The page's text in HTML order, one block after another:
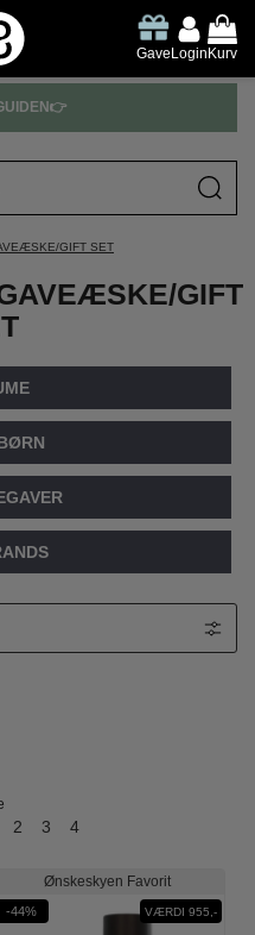
GaveLoginKurv
GIFT SET
GIFT
2 3 4
Ønskeskyen Favorit
-44% VÆRDI 955,-